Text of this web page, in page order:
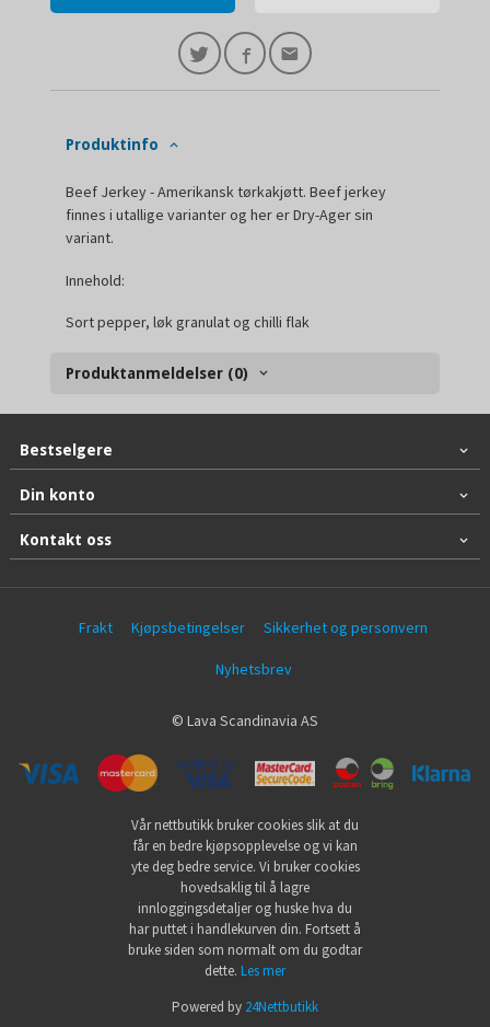
Produktinfo
Beef Jerkey - Amerikansk tørkakjøtt. Beef jerkey
finnes i utallige varianter og her er Dry-Ager sin
variant.
Innehold:
Sort pepper, løk granulat og chilli flak
Produktanmeldelser (0)
Bestselgere
Din konto
Kontakt oss
Frakt Kjøpsbetingelser Sikkerhet og personvern
Nyhetsbrev
© Lava Scandinavia AS
Vår nettbutikk bruker cookies slik at du
får en bedre kjøpsopplevelse og vi kan
yte deg bedre service. Vi bruker cookies
hovedsaklig til å lagre
innloggingsdetaljer og huske hva du
har puttet i handlekurven din. Fortsett å
bruke siden som normalt om du godtar
dette. Les mer
Powered by 24Nettbutikk